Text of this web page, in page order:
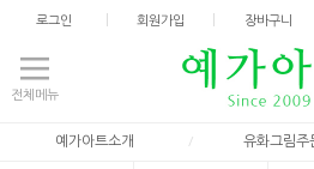
로그인 회원가입 장바구니
전체메뉴
예가아트소개 유화그림주